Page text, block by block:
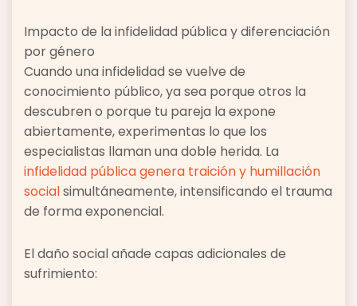
Impacto de la infidelidad pública y diferenciación
por género
Cuando una infidelidad se vuelve de
conocimiento público, ya sea porque otros la
descubren o porque tu pareja la expone
abiertamente, experimentas lo que los
especialistas llaman una doble herida. La
infidelidad pública genera traición y humillación
socialsimultáneamente, intensificando el trauma
de forma exponencial.
El daño social añade capas adicionales de
sufrimiento: